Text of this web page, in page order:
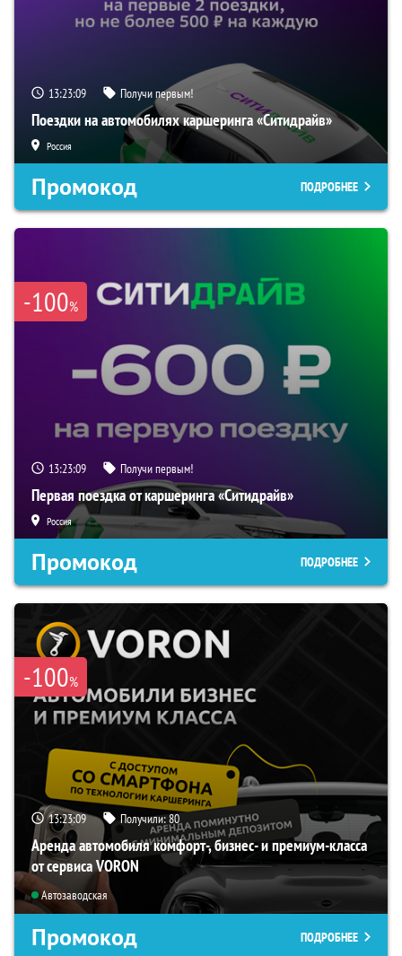
13:23:08 Получи первым!
Поездки на автомобилях каршеринга «Ситидрайв»
Россия
Промокод ПОДРОБНЕЕ
-100%
13:23:08 Получи первым!
Первая поездка от каршеринга «Ситидрайв»
Россия
Промокод ПОДРОБНЕЕ
-100%
13:23:08 Получили:80
Аренда автомобиля комфорт-, бизнес- и премиум-класса
от сервиса VORON
Автозаводская
Промокод ПОДРОБНЕЕ